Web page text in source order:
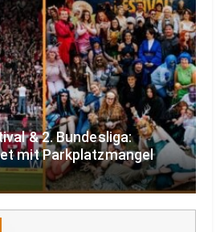
& 2. Bundesliga:
mit Parkplatzmangel